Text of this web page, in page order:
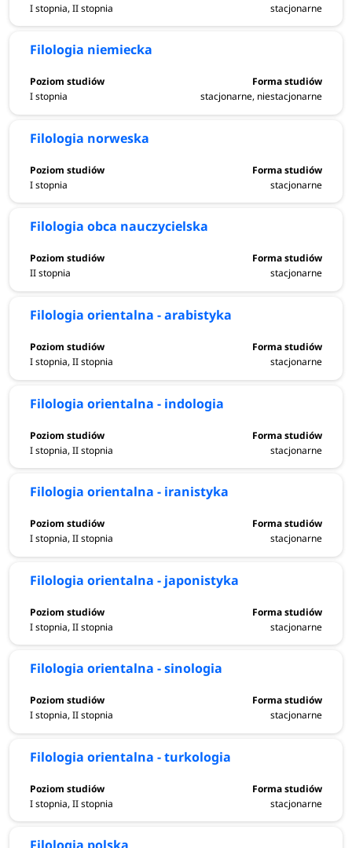
I stopnia, II stopnia stacjonarne
Filologia niemiecka
I stopnia stacjonarne, niestacjonarne
Filologia norweska
I stopnia stacjonarne
Filologia obca nauczycielska
II stopnia stacjonarne
Filologia orientalna - arabistyka
I stopnia, II stopnia stacjonarne
Filologia orientalna - indologia
I stopnia, II stopnia stacjonarne
Filologia orientalna - iranistyka
I stopnia, II stopnia stacjonarne
Filologia orientalna - japonistyka
I stopnia, II stopnia stacjonarne
Filologia orientalna - sinologia
I stopnia, II stopnia stacjonarne
Filologia orientalna - turkologia
I stopnia, II stopnia stacjonarne